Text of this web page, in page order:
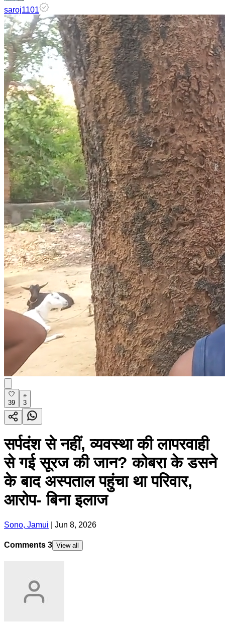
saroj1101
39 3
सर्पदंश से नहीं, व्यवस्था की लापरवाही
से गई सूरज की जान? कोबरा के डसने
के बाद अस्पताल पहुंचा था परिवार,
आरोप- बिना इलाज
Sono, Jamui Jun 8, 2026
Comments 3 View all